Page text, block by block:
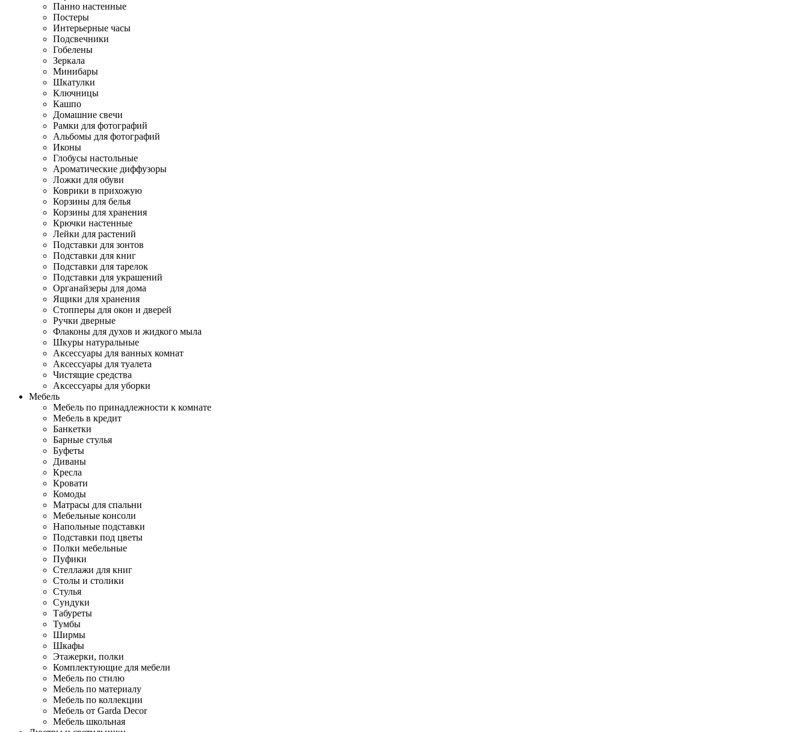
Панно настенные
Постеры
Интерьерные часы
Подсвечники
Гобелены
Зеркала
Минибары
Шкатулки
Ключницы
Кашпо
Домашние свечи
Рамки для фотографий
Альбомы для фотографий
Иконы
Глобусы настольные
Ароматические диффузоры
Ложки для обуви
Коврики в прихожую
Корзины для белья
Корзины для хранения
Крючки настенные
Лейки для растений
Подставки для зонтов
Подставки для книг
Подставки для тарелок
Подставки для украшений
Органайзеры для дома
Ящики для хранения
Стопперы для окон и дверей
Ручки дверные
Флаконы для духов и жидкого мыла
Шкуры натуральные
Аксессуары для ванных комнат
Аксессуары для туалета
Чистящие средства
Аксессуары для уборки
Мебель
Мебель по принадлежности к комнате
Мебель в кредит
Банкетки
Барные стулья
Буфеты
Диваны
Кресла
Кровати
Комоды
Матрасы для спальни
Мебельные консоли
Напольные подставки
Подставки под цветы
Полки мебельные
Пуфики
Стеллажи для книг
Столы и столики
Стулья
Сундуки
Табуреты
Тумбы
Ширмы
Шкафы
Этажерки, полки
Комплектующие для мебели
Мебель по стилю
Мебель по материалу
Мебель по коллекции
Мебель от Garda Decor
Мебель школьная